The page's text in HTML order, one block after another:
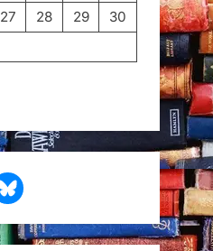
27 28 29
30